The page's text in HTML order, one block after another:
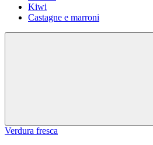
Kiwi
Castagne e marroni
Verdura fresca